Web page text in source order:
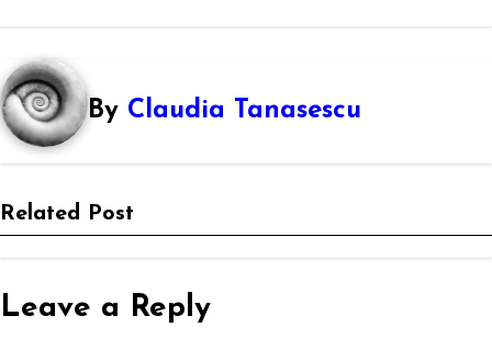
By Claudia Tanasescu
Related Post
Leave a Reply